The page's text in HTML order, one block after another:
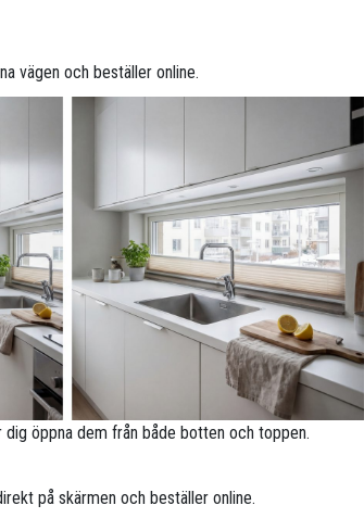
vägen och beställer online.
dig öppna dem från både botten och toppen.
på skärmen och beställer online.